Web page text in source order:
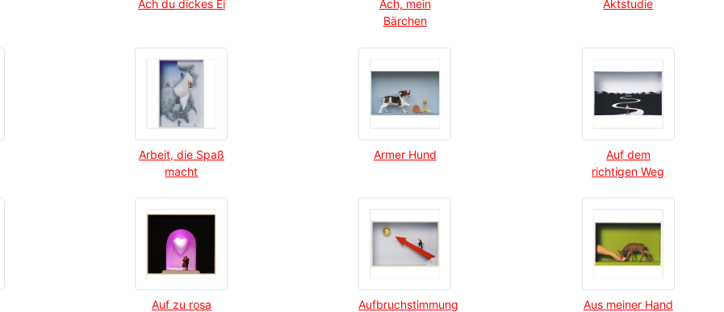
Ach du dickes Ei
Ach, mein
Bärchen
Aktstudie
Arbeit, die Spaß
macht
Armer Hund
Auf dem
richtigen Weg
Auf zu rosa
Aufbruchstimmung Aus meiner Hand